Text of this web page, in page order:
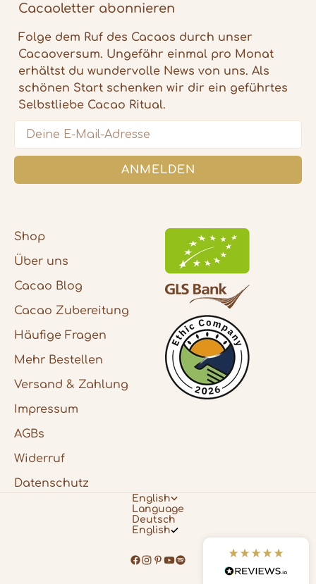
1.108 Bewertungen
Ich liebe Cacaoloves me sehr, schon als es
noch nur zwei Sorten zeremoniellen Cacao
zu kaufen gab. Das Sortiment ist ein
schöner Blumenstrauß ausgewählter
Produkte, die den Genuss des Cacaos
ergänzen :) Ich liebe vor allem auch die
Verpackung des Cacaos und die
Orakelkarten.
7.8.2026
und alle Fragen werden beantwortet. Ich
freue mich schon sehr auf die nächste
Kakaozeremonie
Cacaoletter abonnieren
Folge dem Ruf des Cacaos durch unser
Cacaoversum. Ungefähr einmal pro Monat
erhältst du wundervolle News von uns. Als
schönen Start schenken wir dir ein geführtes
Selbstliebe Cacao Ritual.
Email
ANMELDEN
Shop
Über uns
Cacao Blog
Cacao Zubereitung
Häufige Fragen
Mehr Bestellen
Versand & Zahlung
Impressum
AGBs
Widerruf
Datenschutz
English
Language
Deutsch
English